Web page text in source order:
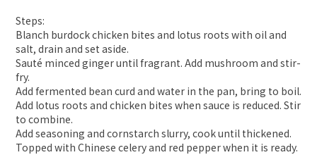
Steps:
Blanch burdock chicken bites and lotus roots with oil and
salt, drain and set aside.
Sauté minced ginger until fragrant. Add mushroom and stir-
fry.
Add fermented bean curd and water in the pan, bring to boil.
Add lotus roots and chicken bites when sauce is reduced. Stir
to combine.
Add seasoning and cornstarch slurry, cook until thickened.
Topped with Chinese celery and red pepper when it is ready.